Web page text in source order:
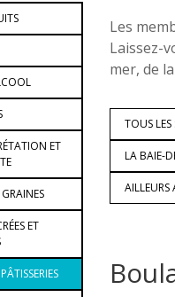
ET
ET
Les
Laissez-
mer, de
TOUS LES
LA BAIE-
AILLEURS